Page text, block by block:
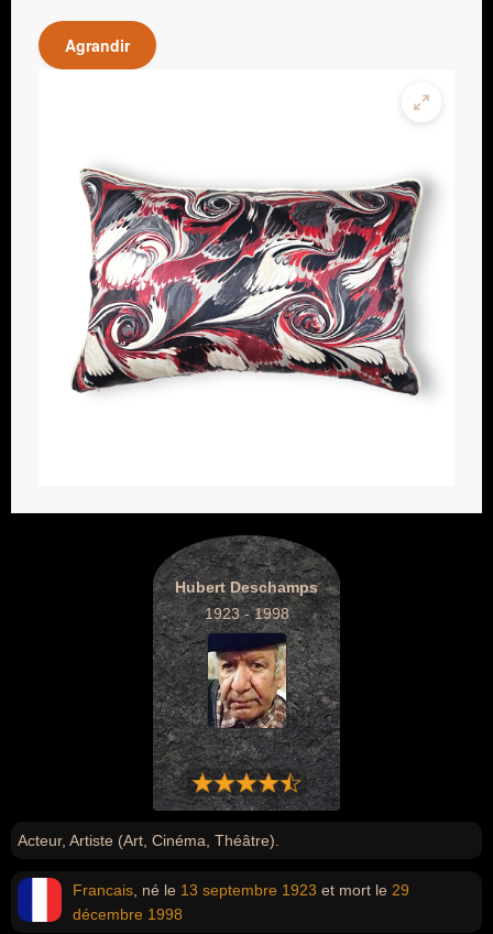
Agrandir
Hubert Deschamps
1923 - 1998
Acteur, Artiste (Art, Cinéma, Théâtre).
Francais , né le 13 septembre 1923 et mort le 29
décembre 1998